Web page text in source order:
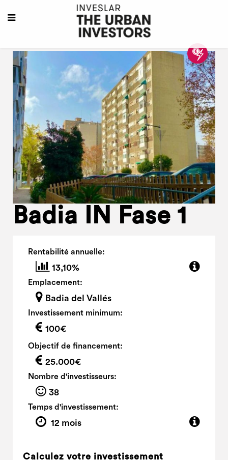
Badia IN Fase 1
Rentabilité annuelle:
13,10%
Emplacement:
Badia del Vallés
Investissement minimum:
100€
Objectif de financement:
25.000€
Nombre d'investisseurs:
38
Temps d'investissement:
12 mois
Calculez votre investissement